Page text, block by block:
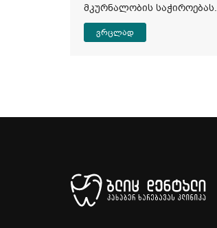
მკურნალობის საჭიროებას.
ვრცლად